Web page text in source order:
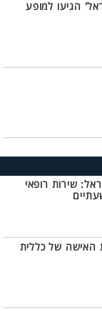
הגיעו למופע
שירות רופאי
האישה של כללית